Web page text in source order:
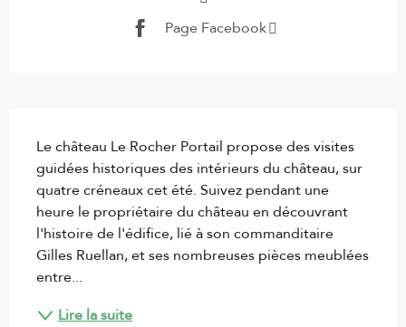
Page Facebook
Le château Le Rocher Portail propose des visites
guidées historiques des intérieurs du château, sur
quatre créneaux cet été. Suivez pendant une
heure le propriétaire du château en découvrant
l'histoire de l'édifice, lié à son commanditaire
Gilles Ruellan, et ses nombreuses pièces meublées
entre...
Lire la suite